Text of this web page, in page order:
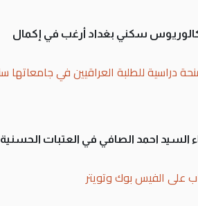
سكني بغداد أرغب في إكمال
السيد احمد الصافي في العتبات الحسنية
على الفيس بوك وتويتر